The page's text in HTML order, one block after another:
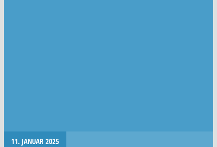
11. JANUAR 2025